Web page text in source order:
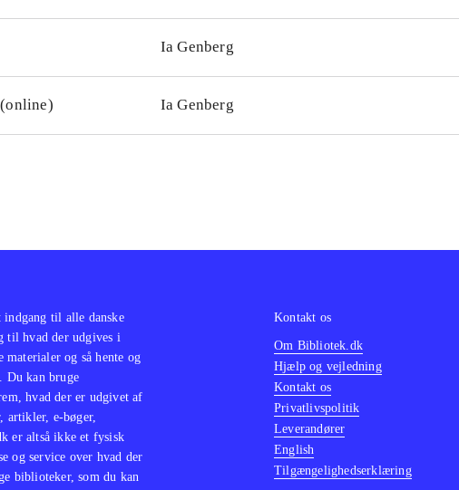
Ia Genberg
Ia Genberg
til alle danske
til hvad der udgives i
og så hente og
Du kan bruge
hvad der er udgivet af
artikler, e-bøger,
er altså ikke et fysisk
og service over hvad der
biblioteker, som du kan
Kontakt os
Om Bibliotek.dk
Hjælp og vejledning
Kontakt os
Privatlivspolitik
Leverandører
English
Tilgængelighedserklæring